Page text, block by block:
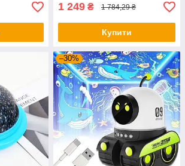
1 249 ₴ 1 784,29 ₴
Купити
–30%